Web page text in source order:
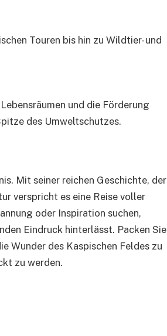
Touren bis hin zu Wildtier- und
und die Förderung
des Umweltschutzes.
Mit seiner reichen Geschichte, der
verspricht es eine Reise voller
oder Inspiration suchen,
Eindruck hinterlässt. Packen Sie
Wunder des Kaspischen Feldes zu
zu werden.